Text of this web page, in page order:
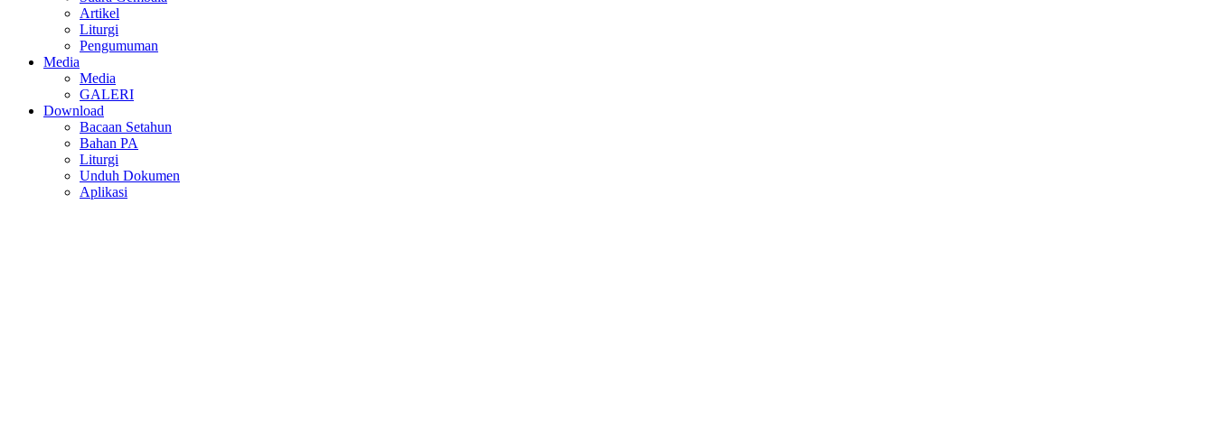
Artikel
Liturgi
Pengumuman
Media
Media
GALERI
Download
Bacaan Setahun
Bahan PA
Liturgi
Unduh Dokumen
Aplikasi